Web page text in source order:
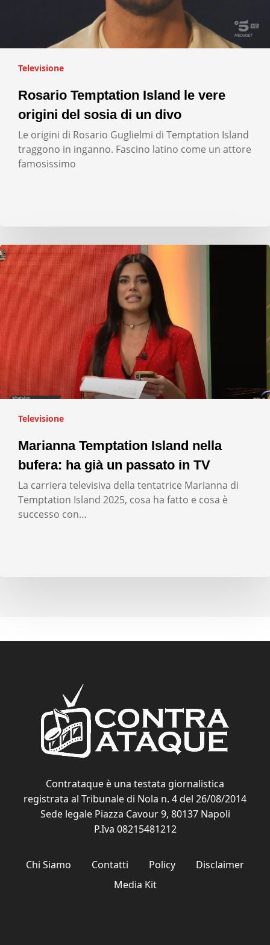
Televisione
Rosario Temptation Island le vere
origini del sosia di un divo
Le origini di Rosario Guglielmi di Temptation Island
traggono in inganno. Fascino latino come un attore
famosissimo
Televisione
Marianna Temptation Island nella
bufera: ha già un passato in TV
La carriera televisiva della tentatrice Marianna di
Temptation Island 2025, cosa ha fatto e cosa è
successo con…
Contrataque è una testata giornalistica
registrata al Tribunale di Nola n. 4 del 26/08/2014
Sede legale Piazza Cavour 9, 80137 Napoli
P.Iva 08215481212
Chi Siamo Contatti Policy
Disclaimer
Media Kit